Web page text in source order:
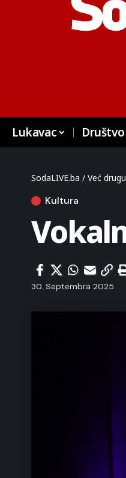
Lukavac Društvo
SodaLIVE.ba / Već
Kultura
30. Septembra 2025.